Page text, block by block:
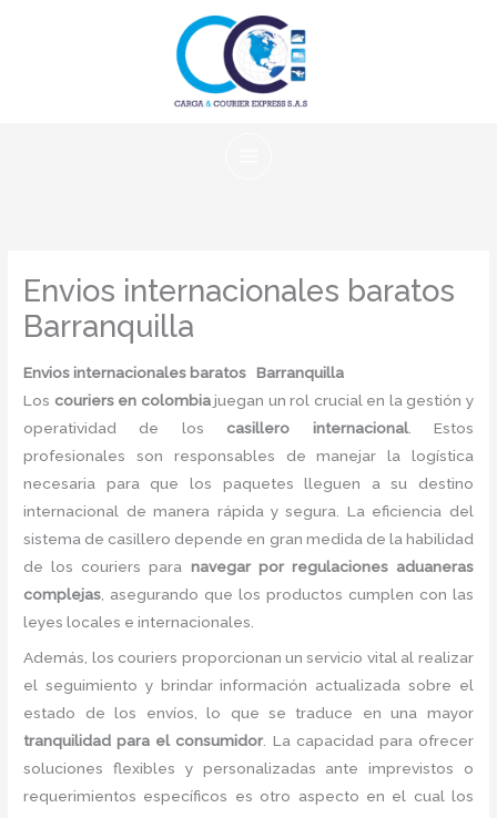
Envios internacionales baratos
Barranquilla
Envios internacionales baratos Barranquilla
Los couriers en colombiajuegan un rol crucial en la gestión y
operatividad de los casillero internacional. Estos
profesionales son responsables de manejar la logística
necesaria para que los paquetes lleguen a su destino
internacional de manera rápida y segura. La eficiencia del
sistema de casillero depende en gran medida de la habilidad
de los couriers para navegar por regulaciones aduaneras
complejas , asegurando que los productos cumplen con las
leyes locales e internacionales.
Además, los couriers proporcionan un servicio vital al realizar
el seguimiento y brindar información actualizada sobre el
estado de los envíos, lo que se traduce en una mayor
tranquilidad para el consumidor . La capacidad para ofrecer
soluciones flexibles y personalizadas ante imprevistos o
requerimientos específicos es otro aspecto en el cual los